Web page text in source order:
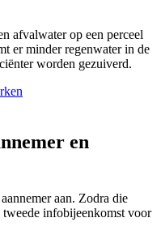
afvalwater op een perceel
er minder regenwater in de
worden gezuiverd.
en
aan. Zodra die
tweede infobijeenkomst voor